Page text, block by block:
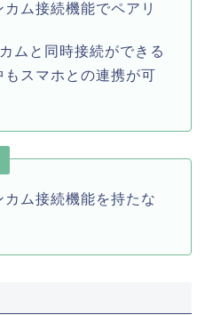
ム接続機能でペアリ
ムと同時接続ができる
スマホとの連携が可
ム接続機能を持たな